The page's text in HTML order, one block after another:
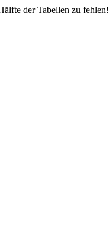
der Tabellen zu fehlen!